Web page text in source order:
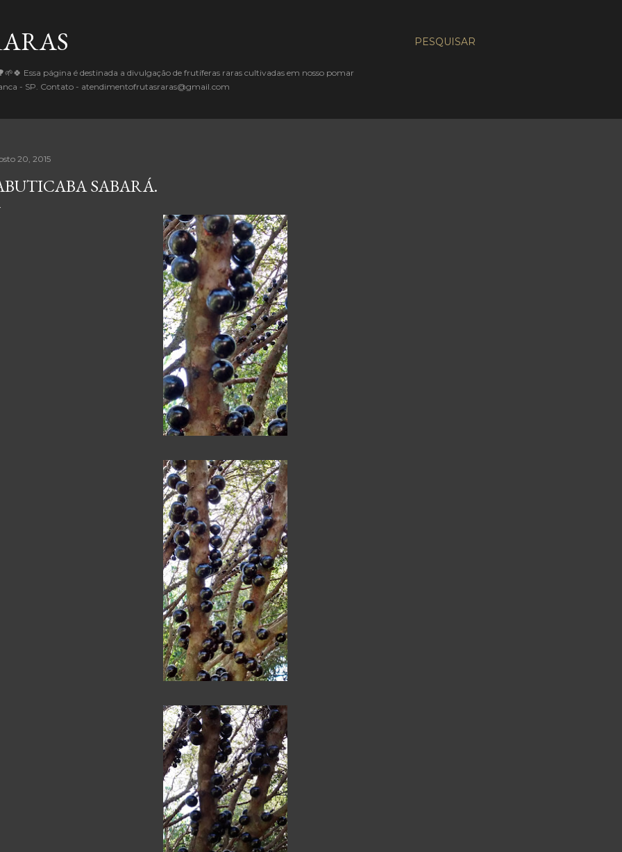
PESQUISAR
Essa página é destinada a divulgação de frutíferas raras cultivadas em nosso pomar
- SP. Contato - atendimentofrutasraras@gmail.com
20, 2015
SABARÁ.